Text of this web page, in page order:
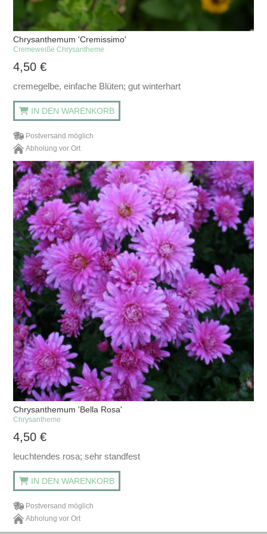
Chrysanthemum 'Cremissimo'
Cremeweiße Chrysantheme
4,50€
cremegelbe, einfache Blüten; gut winterhart
IN DEN WARENKORB
Postversand möglich
Abholung vor Ort
Chrysanthemum 'Bella Rosa'
Chrysantheme
4,50€
leuchtendes rosa; sehr standfest
IN DEN WARENKORB
Postversand möglich
Abholung vor Ort